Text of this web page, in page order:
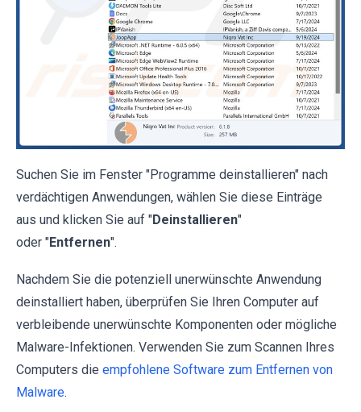
Suchen Sie im Fenster "Programme deinstallieren" nach
verdächtigen Anwendungen, wählen Sie diese Einträge
aus und klicken Sie auf "Deinstallieren"
oder "Entfernen".
Nachdem Sie die potenziell unerwünschte Anwendung
deinstalliert haben, überprüfen Sie Ihren Computer auf
verbleibende unerwünschte Komponenten oder mögliche
Malware-Infektionen. Verwenden Sie zum Scannen Ihres
Computers die empfohlene Software zum Entfernen von
Malware.